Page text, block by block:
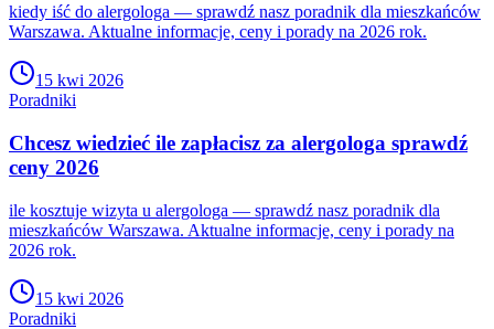
kiedy iść do alergologa — sprawdź nasz poradnik dla mieszkańców
Warszawa. Aktualne informacje, ceny i porady na 2026 rok.
15 kwi 2026
Poradniki
Chcesz wiedzieć ile zapłacisz za alergologa sprawdź
ceny 2026
ile kosztuje wizyta u alergologa — sprawdź nasz poradnik dla
mieszkańców Warszawa. Aktualne informacje, ceny i porady na
2026 rok.
15 kwi 2026
Poradniki